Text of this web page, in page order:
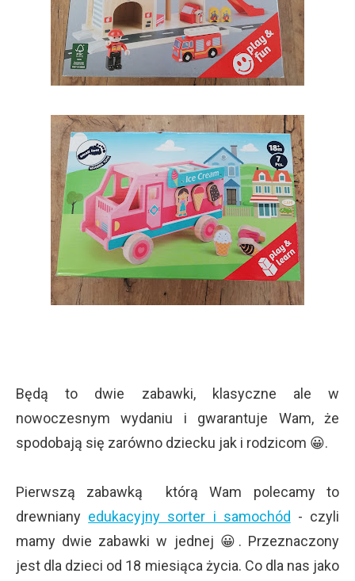
Będą to dwie zabawki, klasyczne ale w
nowoczesnym wydaniu i gwarantuje Wam, że
spodobają się zarówno dziecku jak i rodzicom 😀.
Pierwszą zabawką którą Wam polecamy to
drewniany edukacyjny sorter i samochód - czyli
mamy dwie zabawki w jednej 😀. Przeznaczony
jest dla dzieci od 18 miesiąca życia. Co dla nas jako